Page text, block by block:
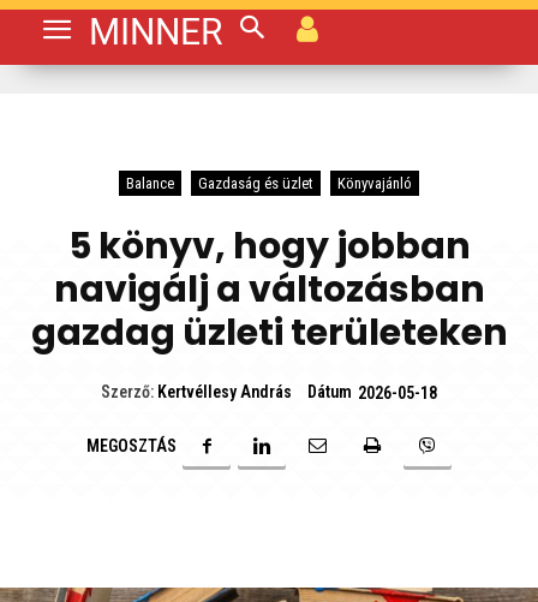
MINNER
Balance Gazdaság és üzlet Könyvajánló
5 könyv, hogy jobban
navigálj a változásban
gazdag üzleti területeken
Szerző: Kertvéllesy András Dátum 2026-05-18
MEGOSZTÁS